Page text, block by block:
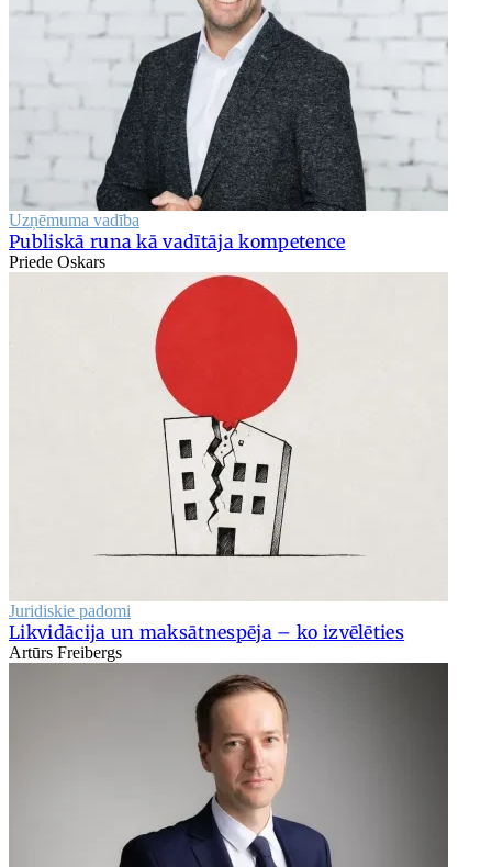
Uzņēmuma vadība
Publiskā runa kā vadītāja kompetence
Priede Oskars
Juridiskie padomi
Likvidācija un maksātnespēja – ko izvēlēties
Artūrs Freibergs